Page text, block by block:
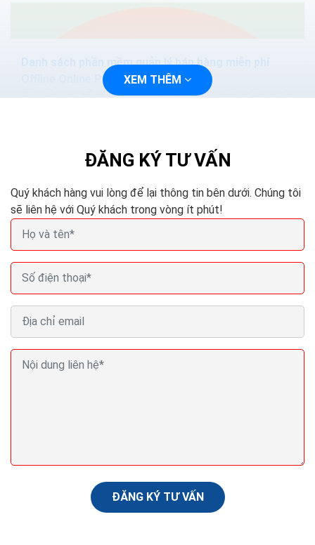
Danh sách phần mềm quản lý bán hàng miễn phí
Offline Online Pc Excel
Bài viết sau tổng hợp cho các bạn TOP phần mềm quản
mại...
XEM THÊM
ĐĂNG KÝ TƯ VẤN
Quý khách hàng vui lòng để lại thông tin bên dưới. Chúng tôi
sẽ liên hệ với Quý khách trong vòng ít phút!
ĐĂNG KÝ TƯ VẤN